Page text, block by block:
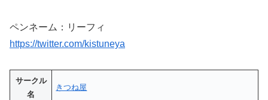
ペンネーム：リーフィ
https://twitter.com/kistuneya
サークル
名
きつね屋